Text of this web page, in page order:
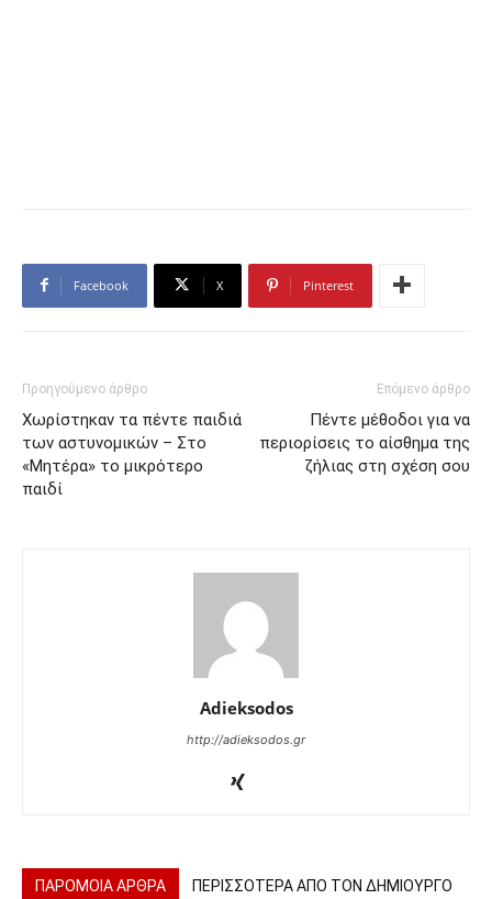
Facebook X Pinterest
Προηγούμενο άρθρο
Χωρίστηκαν τα πέντε παιδιά
των αστυνομικών – Στο
«Μητέρα» το μικρότερο
παιδί
Επόμενο άρθρο
Πέντε μέθοδοι για να
περιορίσεις το αίσθημα της
ζήλιας στη σχέση σου
Adieksodos
http://adieksodos.gr
ΠΑΡΟΜΟΙΑ ΑΡΘΡΑ ΠΕΡΙΣΣΟΤΕΡΑ ΑΠΟ ΤΟΝ ΔΗΜΙΟΥΡΓΟ